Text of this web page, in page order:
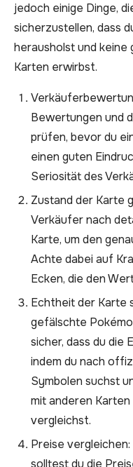
jedoch einige Dinge,
sicherzustellen, dass
herausholst und
Karten erwirbst.
Bewertungen und
prüfen, bevor du
einen guten
Seriosität des
Zustand der Karte
Verkäufer nach
Karte, um den
Achte dabei auf
Ecken, die den
Echtheit der Karte
gefälschte
sicher, dass du die
indem du nach
Symbolen suchst
mit anderen Karten
vergleichst.
Preise
solltest du die